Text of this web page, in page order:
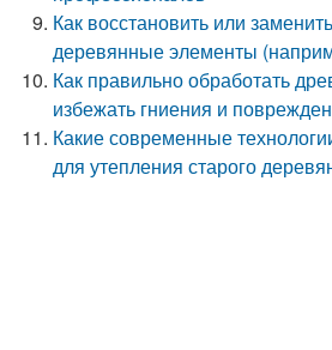
Как восстановить или
деревянные элементы
Как правильно обработать
избежать гниения и
Какие современные
для утепления старого